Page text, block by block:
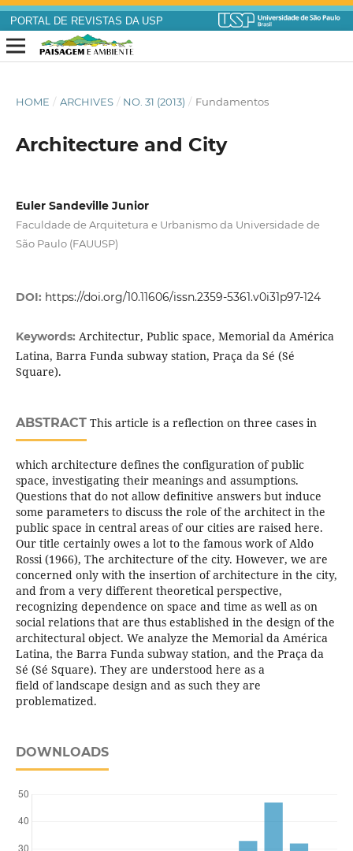
PORTAL DE REVISTAS DA USP
HOME / ARCHIVES / NO. 31 (2013) / Fundamentos
Architecture and City
Euler Sandeville Junior
Faculdade de Arquitetura e Urbanismo da Universidade de
São Paulo (FAUUSP)
DOI: https://doi.org/10.11606/issn.2359-5361.v0i31p97-124
Keywords: Architectur, Public space, Memorial da América
Latina, Barra Funda subway station, Praça da Sé (Sé
Square).
ABSTRACTThis article is a reflection on three cases in
which architecture defines the configuration of public
space, investigating their meanings and assumptions.
Questions that do not allow definitive answers but induce
some parameters to discuss the role of the architect in the
public space in central areas of our cities are raised here.
Our title certainly owes a lot to the famous work of Aldo
Rossi (1966), The architecture of the city. However, we are
concerned only with the insertion of architecture in the city,
and from a very different theoretical perspective,
recognizing dependence on space and time as well as on
social relations that are thus established in the design of the
architectural object. We analyze the Memorial da América
Latina, the Barra Funda subway station, and the Praça da
Sé (Sé Square). They are understood here as a
field of landscape design and as such they are
problematized.
DOWNLOADS